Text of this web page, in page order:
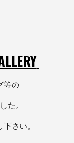
等の
た。
下さい。